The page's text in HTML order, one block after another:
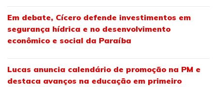
Em debate, Cícero defende investimentos em
segurança hídrica e no desenvolvimento
econômico e social da Paraíba
Lucas anuncia calendário de promoção na PM e
destaca avanços na educação em primeiro